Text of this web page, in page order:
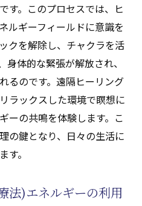
す。このプロセスでは、ヒ
ルギーフィールドに意識を
クを解除し、チャクラを活
体的な緊張が解放され、
るのです。遠隔ヒーリング
ラックスした環境で瞑想に
ーの共鳴を体験します。こ
の鍵となり、日々の生活に
す。
法)エネルギーの利用